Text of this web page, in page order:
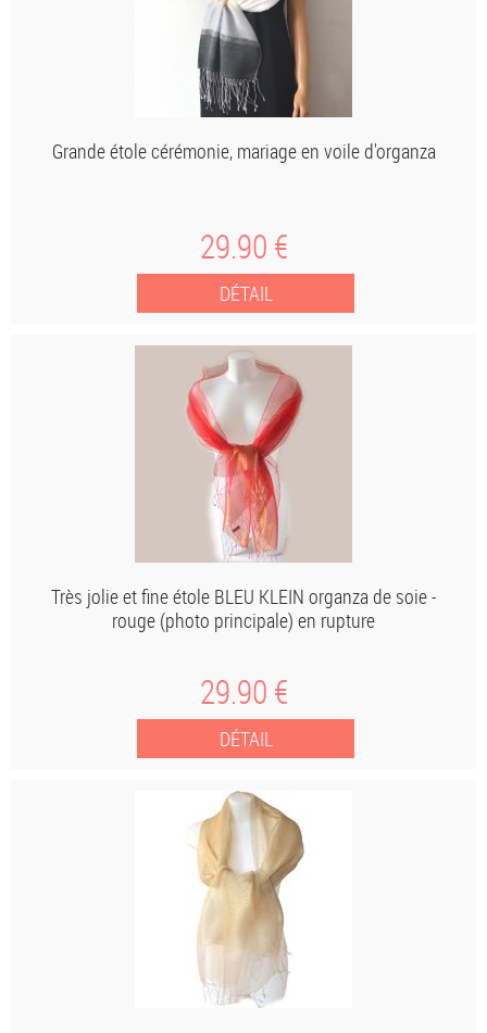
Grande étole cérémonie, mariage en voile d'organza
29.90 €
Très jolie et fine étole BLEU KLEIN organza de soie -
rouge (photo principale) en rupture
29.90 €